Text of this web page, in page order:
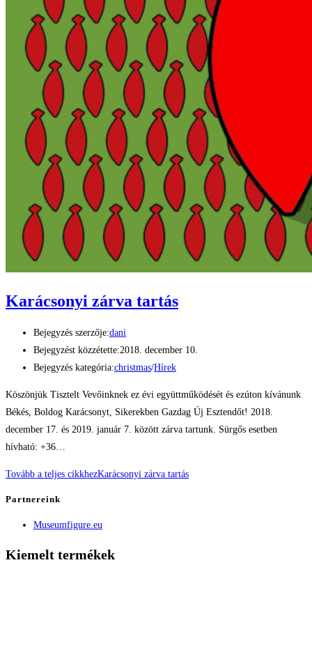
Karácsonyi zárva tartás
Bejegyzés szerzője:dani
Bejegyzést közzétette:2018. december 10.
Bejegyzés kategória:christmas/Hírek
Köszönjük Tisztelt Vevőinknek ez évi együttműködését és ezúton kívánunk
Békés, Boldog Karácsonyt, Sikerekben Gazdag Új Esztendőt! 2018.
december 17. és 2019. január 7. között zárva tartunk. Sürgős esetben
hívható: +36…
Tovább a teljes cikkhezKarácsonyi zárva tartás
Partnereink
Museumfigure.eu
Kiemelt termékek